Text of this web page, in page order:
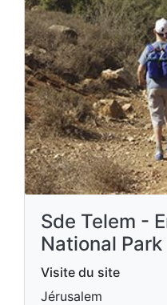
Sde Telem -
National Park
Visite du site
Jérusalem